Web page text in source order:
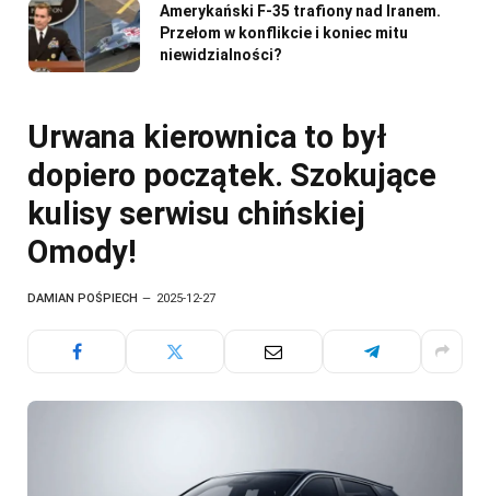
Amerykański F-35 trafiony nad Iranem.
Przełom w konflikcie i koniec mitu
niewidzialności?
Urwana kierownica to był
dopiero początek. Szokujące
kulisy serwisu chińskiej
Omody!
DAMIAN POŚPIECH 2025-12-27